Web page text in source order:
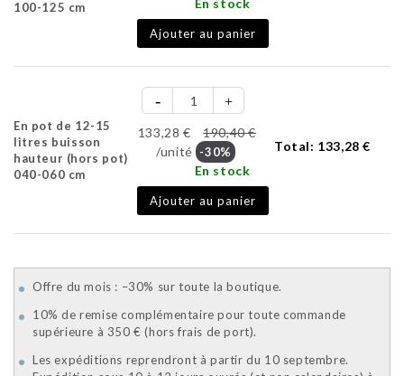
100-125 cm En stock
Ajouter au panier
En pot de 12-15
litres buisson
hauteur (hors pot)
040-060 cm
133,28 €
190,40 €
/unité -30%
En stock
Ajouter au panier
Total: 133,28 €
Offre du mois : –30% sur toute la boutique.
10% de remise complémentaire pour toute commande
supérieure à 350 € (hors frais de port).
Les expéditions reprendront à partir du 10 septembre.